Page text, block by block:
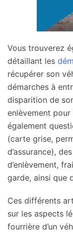
Vous trouverez
détaillant les
récupérer son
démarches à
disparition de
enlèvement
également
(carte grise,
d’assurance), des
d’enlèvement,
garde, ainsi que
Ces différents
sur les aspects
fourrière d’un